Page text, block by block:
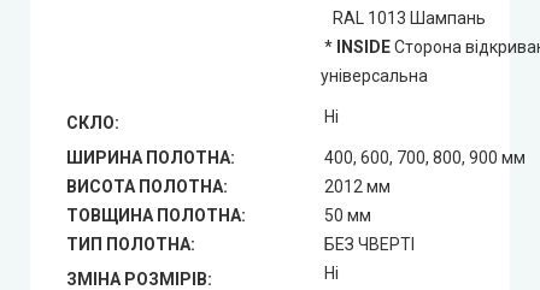
RAL 1013 Шампань
*
INSIDEСторона
універсальна
СКЛО: Ні
ШИРИНА ПОЛОТНА:
400, 600, 700, 800, 900 мм
ВИСОТА ПОЛОТНА:
2012 мм
ТОВЩИНА ПОЛОТНА:
50 мм
ТИП ПОЛОТНА:
БЕЗ ЧВЕРТІ
ЗМІНА РОЗМІРІВ:
Ні